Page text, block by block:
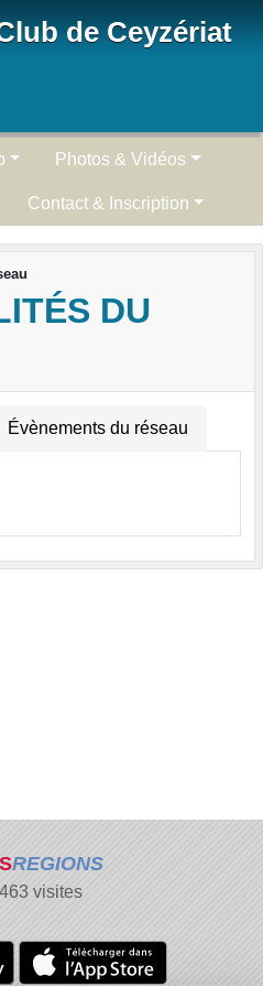
de Ceyzériat
Photos & Vidéos
Contact & Inscription
DU
Évènements du réseau
REGIONS
visites